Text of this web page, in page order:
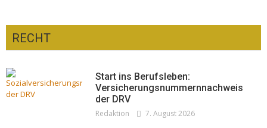
Pepe Jeans London mit Summer Sale und
neuer Kollektion
Redaktion
Woher kommt der Honig? – Neue EU-
Regeln gelten 14. Juni
RECHT
Start ins Berufsleben:
Versicherungsnummernnachweis
der DRV
Redaktion 7. August 2026